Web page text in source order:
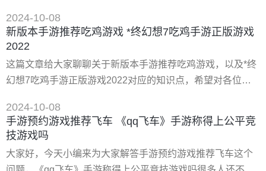
争类的射击游戏,手游的 手机上的战争射击大作虽然比不上
pc，不过也还是有很多精品的，下面我就简单介绍几款吧 火
的射击游戏。它可以让玩家重回到1944年6月6日
2024-10-08
新版本手游推荐吃鸡游戏 *终幻想7吃鸡手游正版游戏
2022
这篇文章给大家聊聊关于新版本手游推荐吃鸡游戏，以及*终
幻想7吃鸡手游正版游戏2022对应的知识点，希望对各位有
好玩 吃鸡手游哪个*好玩，2017*热门吃鸡手游大盘点，看看
哪款游戏*适合你！ 1.绝地求生：全军出击 《绝地求生：全军
版手游
2024-10-08
手游预约游戏推荐飞车 《qq飞车》手游称得上公平竞
技游戏吗
大家好，今天小编来为大家解答手游预约游戏推荐飞车这个